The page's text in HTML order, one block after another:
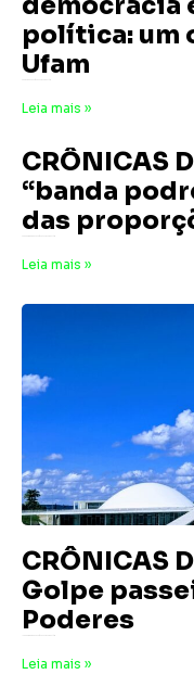
política: um
Ufam
Leia mais »
CRÔNICAS
“banda
das
Leia mais »
CRÔNICAS
Golpe
Poderes
Leia mais »